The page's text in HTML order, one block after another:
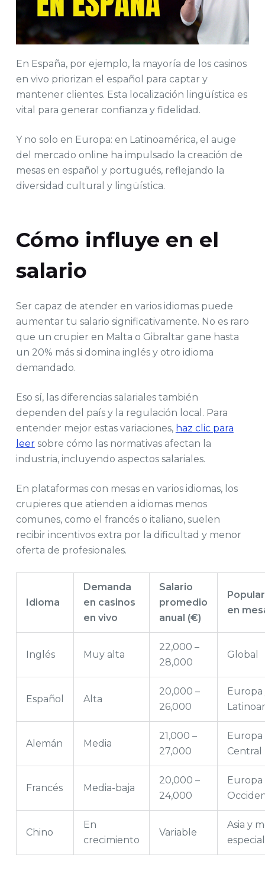
En España, por ejemplo, la mayoría de los casinos
en vivo priorizan el español para captar y
mantener clientes. Esta localización lingüística es
vital para generar confianza y fidelidad.
Y no solo en Europa: en Latinoamérica, el auge
del mercado online ha impulsado la creación de
mesas en español y portugués, reflejando la
diversidad cultural y lingüística.
Cómo influye en el
salario
Ser capaz de atender en varios idiomas puede
aumentar tu salario significativamente. No es raro
que un crupier en Malta o Gibraltar gane hasta
un 20% más si domina inglés y otro idioma
demandado.
Eso sí, las diferencias salariales también
dependen del país y la regulación local. Para
entender mejor estas variaciones, haz clic para
leersobre cómo las normativas afectan la
industria, incluyendo aspectos salariales.
En plataformas con mesas en varios idiomas, los
crupieres que atienden a idiomas menos
comunes, como el francés o italiano, suelen
recibir incentivos extra por la dificultad y menor
oferta de profesionales.
Idioma
Demanda
en casinos
en vivo
Salario
promedio
anual (€)
en
Inglés Muy alta
22,000 –
28,000
Global
Español Alta
20,000 –
26,000
Europa
Alemán Media
21,000 –
27,000
Europa
Central
Francés Media-baja
20,000 –
24,000
Europa
Chino
En
crecimiento
Variable
Asia y